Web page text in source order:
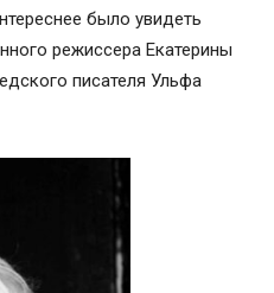
было увидеть
режиссера Екатерины
писателя Ульфа